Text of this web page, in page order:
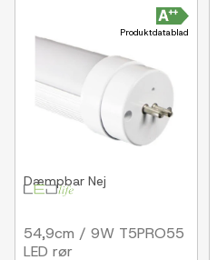
Produktdatablad
Dæmpbar Nej
54,9cm / 9W T5PRO55
LED rør